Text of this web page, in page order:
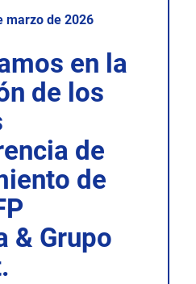
marzo de 2026
en la
de los
de
de
& Grupo